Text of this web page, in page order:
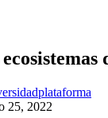
plataforma
25, 2022